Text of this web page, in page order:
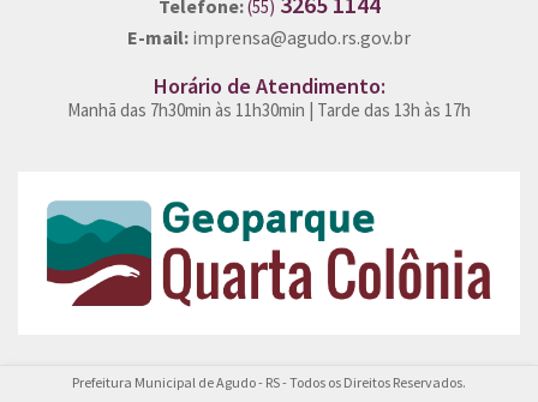
Telefone:(55)
E-mail: imprensa@agudo.rs.gov.br
Horário de Atendimento:
Manhã das 7h30min às 11h30min | Tarde das 13h às 17h
Prefeitura Municipal de Agudo - RS - Todos os Direitos Reservados.